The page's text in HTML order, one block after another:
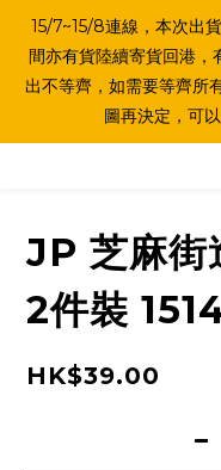
15/7~15/8連線，本次出
間亦有貨陸續寄貨回港，
出不等齊，如需要等齊所
圖再決定，可
JP 芝麻街
2件裝
HK$39.00